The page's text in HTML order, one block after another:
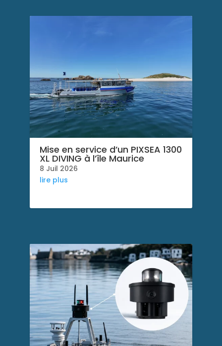
Mise en service d’un PIXSEA 1300
XL DIVING à l’île Maurice
8 Juil 2026
lire plus